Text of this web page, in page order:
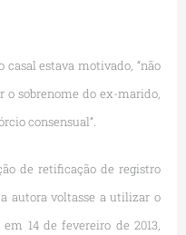
casal estava motivado, “não
o sobrenome do ex-marido,
consensual”.
de retificação de registro
autora voltasse a utilizar o
14 de fevereiro de 2013,